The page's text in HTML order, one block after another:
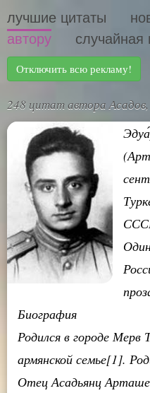
лучшие цитаты
автору
случайная
Отключить всю рекламу!
248 цитат автора
Биография
Родился в городе
армянской семье[1].
Отец Асадьянц